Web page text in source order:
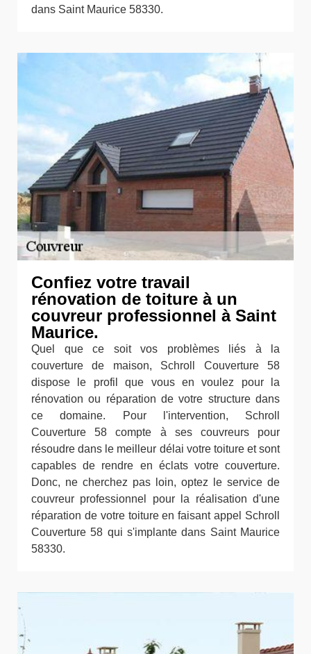
dans Saint Maurice 58330.
Confiez votre travail
rénovation de toiture à un
couvreur professionnel à Saint
Maurice.
Quel que ce soit vos problèmes liés à la
couverture de maison, Schroll Couverture 58
dispose le profil que vous en voulez pour la
rénovation ou réparation de votre structure dans
ce domaine. Pour l'intervention, Schroll
Couverture 58 compte à ses couvreurs pour
résoudre dans le meilleur délai votre toiture et sont
capables de rendre en éclats votre couverture.
Donc, ne cherchez pas loin, optez le service de
couvreur professionnel pour la réalisation d'une
réparation de votre toiture en faisant appel Schroll
Couverture 58 qui s'implante dans Saint Maurice
58330.